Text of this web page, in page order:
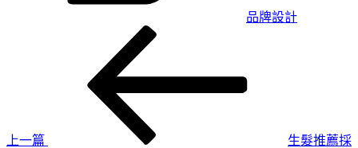
品牌設計
上一篇
生髮推薦採